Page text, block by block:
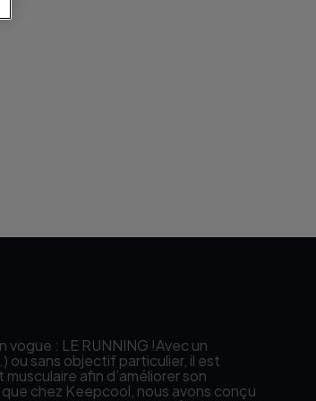
: LE RUNNING !Avec un
ou sans objectif particulier, il est
afin d’améliorer son
chez Keepcool, nous avons conçu